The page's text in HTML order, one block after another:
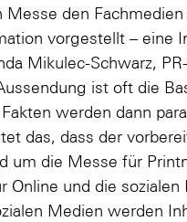
den
vorgestellt – eine
Mikulec-Schwarz,
ist oft die
werden dann
das, dass der
um die Messe für
Online und die
Medien werden